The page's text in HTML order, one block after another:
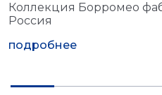
Коллекция Борромео
Россия
подробнее